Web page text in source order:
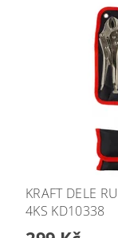
KRAFT DELE
4KS KD10338